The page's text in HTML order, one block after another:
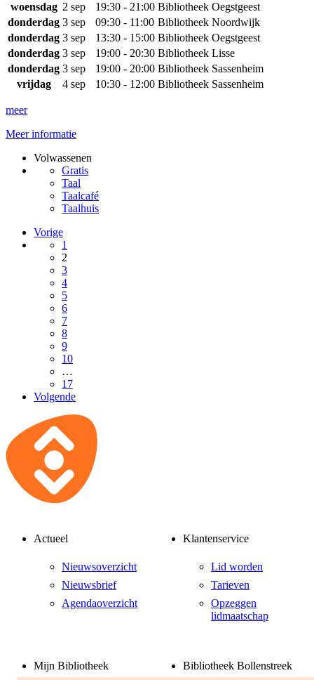
woensdag 2 sep 19:30 - 21:00 Bibliotheek Oegstgeest
donderdag 3 sep 09:30 - 11:00 Bibliotheek Noordwijk
donderdag 3 sep 13:30 - 15:00 Bibliotheek Oegstgeest
donderdag 3 sep 19:00 - 20:30 Bibliotheek Lisse
donderdag 3 sep 19:00 - 20:00 Bibliotheek Sassenheim
vrijdag
4 sep 10:30 - 12:00 Bibliotheek Sassenheim
meer
Meer informatie
Volwassenen
Gratis
Taal
Taalcafé
Taalhuis
Vorige
1
2
3
4
5
6
7
8
9
10
…
17
Volgende
Actueel
Nieuwsoverzicht
Nieuwsbrief
Agendaoverzicht
Klantenservice
Lid worden
Tarieven
Opzeggen
lidmaatschap
Mijn Bibliotheek Bibliotheek Bollenstreek